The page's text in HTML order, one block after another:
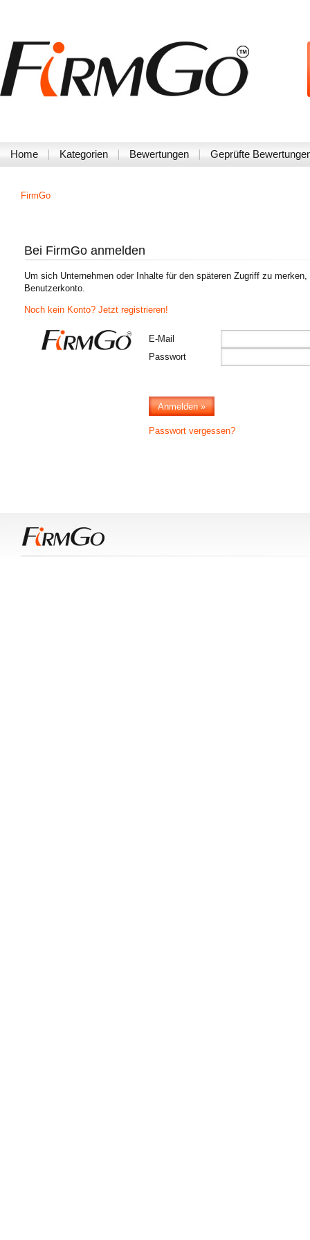
Home Kategorien Bewertungen Geprüfte
FirmGo
Bei FirmGo anmelden
Um sich Unternehmen oder Inhalte für den späteren Zugriff zu
Benutzerkonto.
Noch kein Konto? Jetzt registrieren!
E-Mail
Passwort
Passwort vergessen?